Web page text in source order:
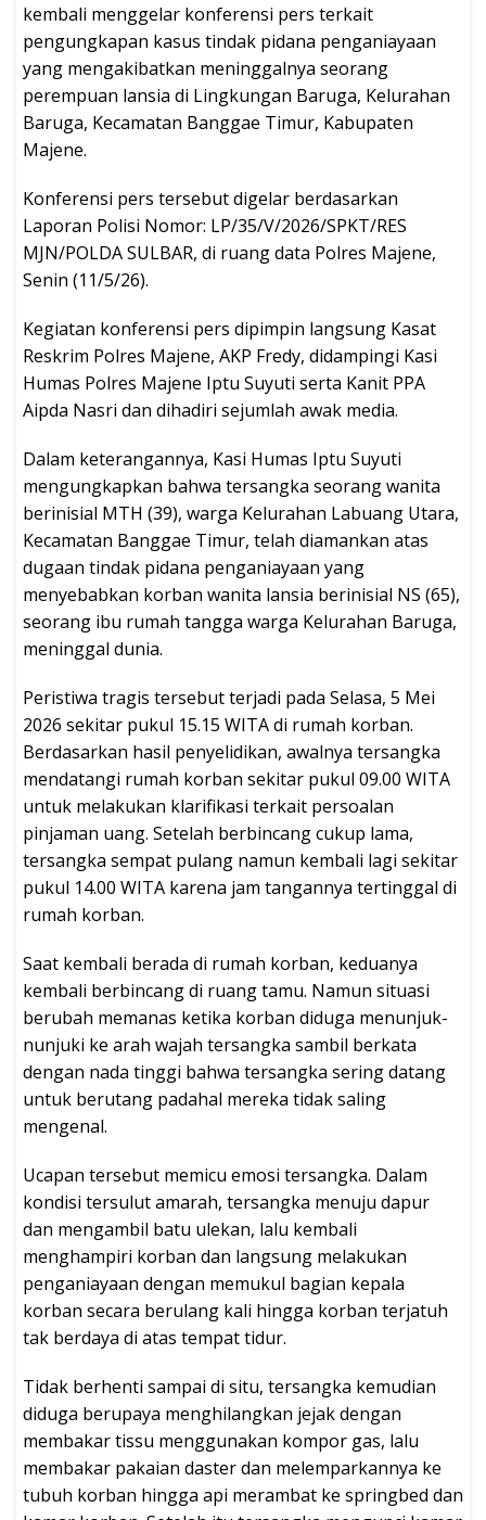
kembali menggelar konferensi pers terkait
pengungkapan kasus tindak pidana penganiayaan
yang mengakibatkan meninggalnya seorang
perempuan lansia di Lingkungan Baruga, Kelurahan
Baruga, Kecamatan Banggae Timur, Kabupaten
Majene.
Konferensi pers tersebut digelar berdasarkan
Laporan Polisi Nomor: LP/35/V/2026/SPKT/RES
MJN/POLDA SULBAR, di ruang data Polres Majene,
Senin (11/5/26).
Kegiatan konferensi pers dipimpin langsung Kasat
Reskrim Polres Majene, AKP Fredy, didampingi Kasi
Humas Polres Majene Iptu Suyuti serta Kanit PPA
Aipda Nasri dan dihadiri sejumlah awak media.
Dalam keterangannya, Kasi Humas Iptu Suyuti
mengungkapkan bahwa tersangka seorang wanita
berinisial MTH (39), warga Kelurahan Labuang Utara,
Kecamatan Banggae Timur, telah diamankan atas
dugaan tindak pidana penganiayaan yang
menyebabkan korban wanita lansia berinisial NS (65),
seorang ibu rumah tangga warga Kelurahan Baruga,
meninggal dunia.
Peristiwa tragis tersebut terjadi pada Selasa, 5 Mei
2026 sekitar pukul 15.15 WITA di rumah korban.
Berdasarkan hasil penyelidikan, awalnya tersangka
mendatangi rumah korban sekitar pukul 09.00 WITA
untuk melakukan klarifikasi terkait persoalan
pinjaman uang. Setelah berbincang cukup lama,
tersangka sempat pulang namun kembali lagi sekitar
pukul 14.00 WITA karena jam tangannya tertinggal di
rumah korban.
Saat kembali berada di rumah korban, keduanya
kembali berbincang di ruang tamu. Namun situasi
berubah memanas ketika korban diduga menunjuk-
nunjuki ke arah wajah tersangka sambil berkata
dengan nada tinggi bahwa tersangka sering datang
untuk berutang padahal mereka tidak saling
mengenal.
Ucapan tersebut memicu emosi tersangka. Dalam
kondisi tersulut amarah, tersangka menuju dapur
dan mengambil batu ulekan, lalu kembali
menghampiri korban dan langsung melakukan
penganiayaan dengan memukul bagian kepala
korban secara berulang kali hingga korban terjatuh
tak berdaya di atas tempat tidur.
Tidak berhenti sampai di situ, tersangka kemudian
diduga berupaya menghilangkan jejak dengan
membakar tissu menggunakan kompor gas, lalu
membakar pakaian daster dan melemparkannya ke
tubuh korban hingga api merambat ke springbed dan